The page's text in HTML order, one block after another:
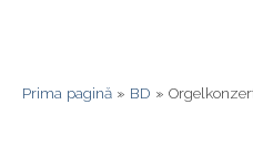
Prima pagină » BD »